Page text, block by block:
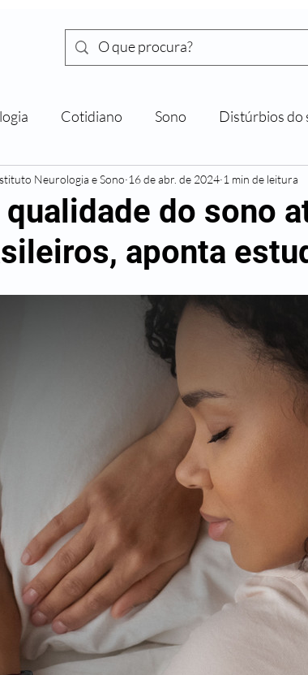
Cotidiano Sono Distúrbios do
qualidade do sono
aponta
Neurologia e Sono 16 de abr. de 2024 1 min de leitura